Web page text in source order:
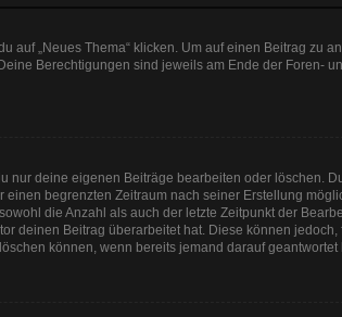
auf „Neues Thema“ klicken. Um auf einen Beitrag zu
Berechtigungen sind jeweils am Ende der Foren-
nur deine eigenen Beiträge bearbeiten oder löschen.
begrenzten Zeitraum nach seiner Erstellung
die Anzahl als auch der letzte Zeitpunkt der
deinen Beitrag überarbeitet hat. Diese können
können, wenn bereits jemand darauf geantwortet